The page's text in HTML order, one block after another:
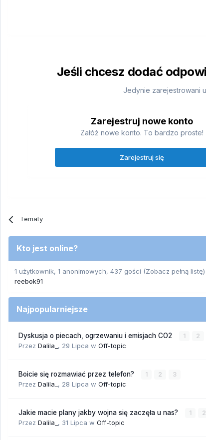
Jeśli chcesz dodać
Jedynie zarejestrowani
Zarejestruj nowe konto
Załóż nowe konto. To bardzo proste!
Zarejestruj się
Tematy
Kto jest online?
1 użytkownik, 1 anonimowych, 437 gości (Zobacz pełną listę)
reebok91
Najpopularniejsze
Dyskusja o piecach, ogrzewaniu i emisjach CO2 1 2
Przez Dalila_ , 29 Lipca w Off-topic
Boicie się rozmawiać przez telefon? 1 2 3
Przez Dalila_ , 28 Lipca w Off-topic
Jakie macie plany jakby wojna się zaczęła u nas? 1 2
Przez Dalila_ , 31 Lipca w Off-topic